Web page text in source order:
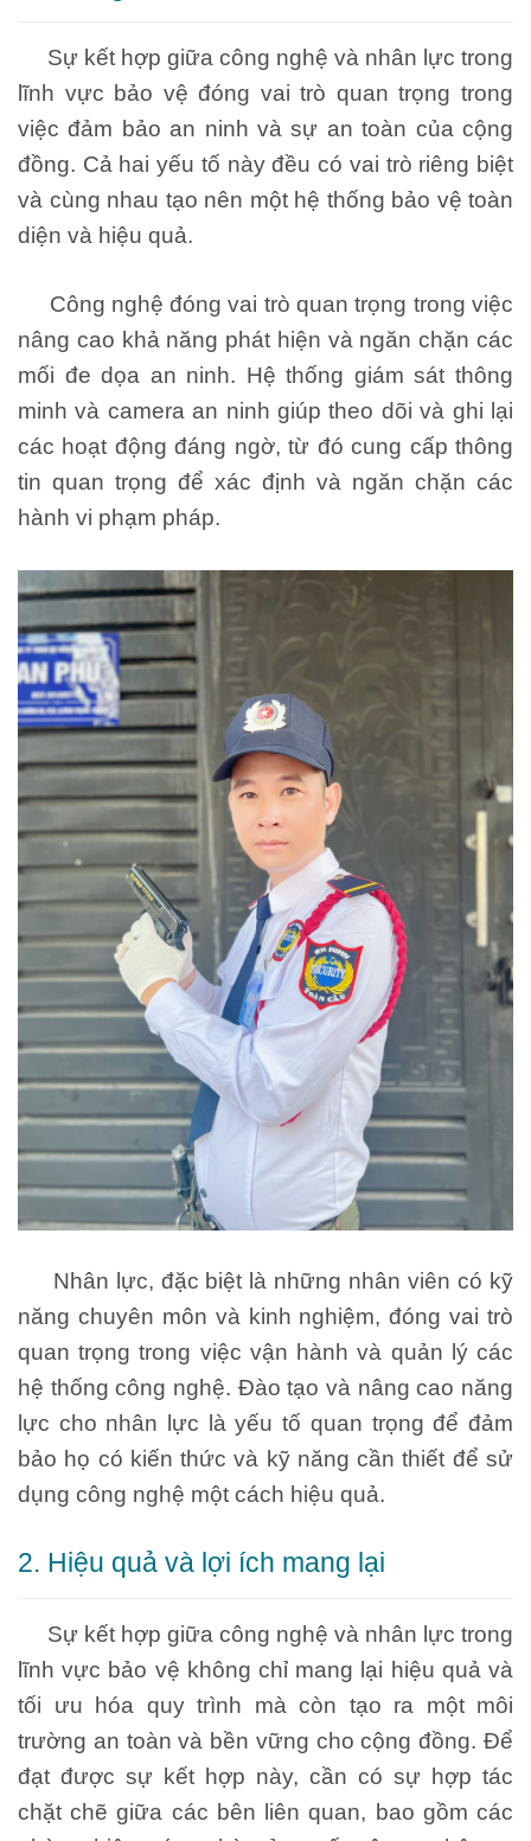
Sự kết hợp giữa công nghệ và nhân lực trong
lĩnh vực bảo vệ đóng vai trò quan trọng trong
việc đảm bảo an ninh và sự an toàn của cộng
đồng. Cả hai yếu tố này đều có vai trò riêng biệt
và cùng nhau tạo nên một hệ thống bảo vệ toàn
diện và hiệu quả.
Công nghệ đóng vai trò quan trọng trong việc
nâng cao khả năng phát hiện và ngăn chặn các
mối đe dọa an ninh. Hệ thống giám sát thông
minh và camera an ninh giúp theo dõi và ghi lại
các hoạt động đáng ngờ, từ đó cung cấp thông
tin quan trọng để xác định và ngăn chặn các
hành vi phạm pháp.
Nhân lực, đặc biệt là những nhân viên có kỹ
năng chuyên môn và kinh nghiệm, đóng vai trò
quan trọng trong việc vận hành và quản lý các
hệ thống công nghệ. Đào tạo và nâng cao năng
lực cho nhân lực là yếu tố quan trọng để đảm
bảo họ có kiến thức và kỹ năng cần thiết để sử
dụng công nghệ một cách hiệu quả.
2. Hiệu quả và lợi ích mang lại
Sự kết hợp giữa công nghệ và nhân lực trong
lĩnh vực bảo vệ không chỉ mang lại hiệu quả và
tối ưu hóa quy trình mà còn tạo ra một môi
trường an toàn và bền vững cho cộng đồng. Để
đạt được sự kết hợp này, cần có sự hợp tác
chặt chẽ giữa các bên liên quan, bao gồm các